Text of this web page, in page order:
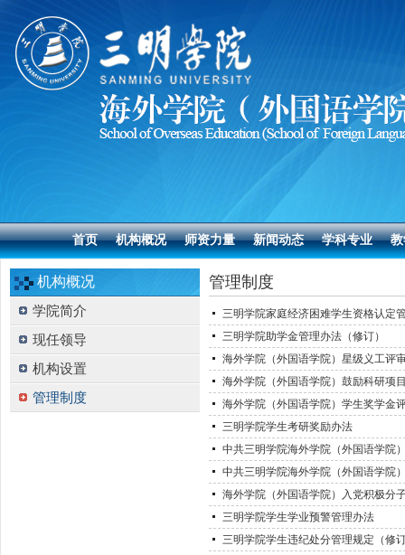
首页 机构概况 师资力量 新闻动态 学科专业
机构概况
学院简介
现任领导
机构设置
管理制度
管理制度
三明学院家庭经济困难学生资格认定
三明学院助学金管理办法（修订）
海外学院（外国语学院）星级义工评
海外学院（外国语学院）鼓励科研项
海外学院（外国语学院）学生奖学金
三明学院学生考研奖励办法
中共三明学院海外学院（外国语学院
中共三明学院海外学院（外国语学院
海外学院（外国语学院）入党积极分
三明学院学生学业预警管理办法
三明学院学生违纪处分管理规定（修